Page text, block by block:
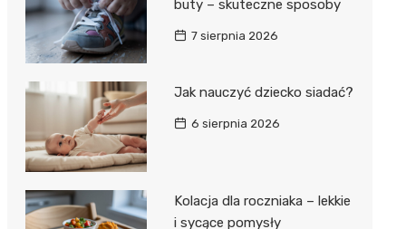
buty – skuteczne sposoby
7 sierpnia 2026
Jak nauczyć dziecko siadać?
6 sierpnia 2026
Kolacja dla roczniaka – lekkie
i sycące pomysły